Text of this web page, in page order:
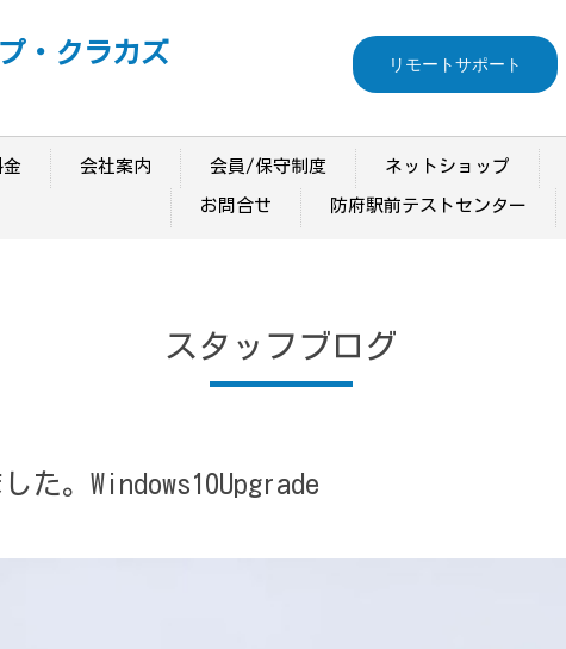
・クラカズ リモートサポート
会社案内 会員/保守制度 ネットショップ
お問合せ 防府駅前テストセンター
スタッフブログ
た。Windows10Upgrade